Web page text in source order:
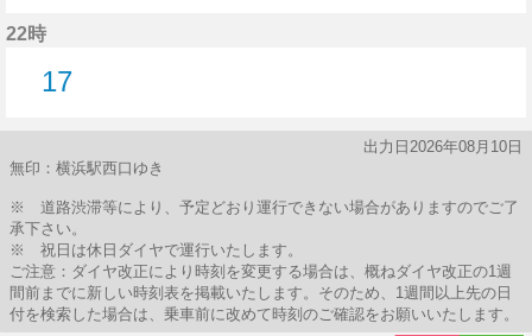
22時
17
出力日2026年08月10日
無印：横浜駅西口ゆき
※ 道路渋滞等により、予定どおり運行できない場合がありますのでご了
承下さい。
※ 祝日は休日ダイヤで運行いたします。
ご注意：ダイヤ改正により時刻を変更する場合は、概ねダイヤ改正の1週
間前までに新しい時刻表を掲載いたします。そのため、1週間以上先の日
付を検索した場合は、乗車前に改めて時刻のご確認をお願いいたします。